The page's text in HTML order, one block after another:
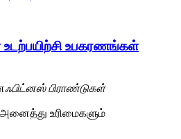
உபகரணங்கள்
ஃபிட்னஸ் பிராண்டுகள்
: அனைத்து உரிமைகளும்